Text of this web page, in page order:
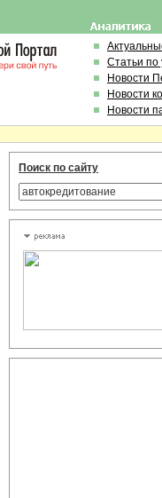
Статьи по
Новости
Новости
Новости
Поиск по сайту